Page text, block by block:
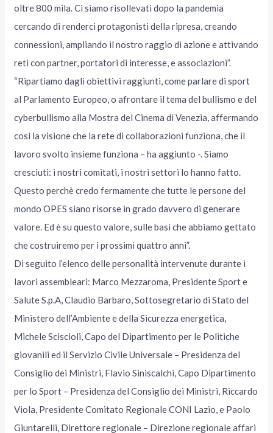
oltre 800 mila. Ci siamo risollevati dopo la pandemia
cercando di renderci protagonisti della ripresa, creando
connessioni, ampliando il nostro raggio di azione e attivando
reti con partner, portatori di interesse, e associazioni”.
“Ripartiamo dagli obiettivi raggiunti, come parlare di sport
al Parlamento Europeo, o afrontare il tema del bullismo e del
cyberbullismo alla Mostra del Cinema di Venezia, affermando
così la visione che la rete di collaborazioni funziona, che il
lavoro svolto insieme funziona – ha aggiunto -. Siamo
cresciuti: i nostri comitati, i nostri settori lo hanno fatto.
Questo perchè credo fermamente che tutte le persone del
mondo OPES siano risorse in grado davvero di generare
valore. Ed è su questo valore, sulle basi che abbiamo gettato
che costruiremo per i prossimi quattro anni”.
Di seguito l’elenco delle personalità intervenute durante i
lavori assembleari: Marco Mezzaroma, Presidente Sport e
Salute S.p.A, Claudio Barbaro, Sottosegretario di Stato del
Ministero dell’Ambiente e della Sicurezza energetica,
Michele Sciscioli, Capo del Dipartimento per le Politiche
giovanili ed il Servizio Civile Universale – Presidenza del
Consiglio dei Ministri, Flavio Siniscalchi, Capo Dipartimento
per lo Sport – Presidenza del Consiglio dei Ministri, Riccardo
Viola, Presidente Comitato Regionale CONI Lazio, e Paolo
Giuntarelli, Direttore regionale – Direzione regionale affari